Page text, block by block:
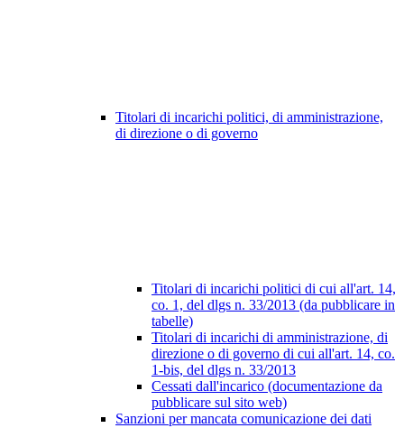
Titolari di incarichi politici, di amministrazione,
di direzione o di governo
Titolari di incarichi politici di cui all'art. 14,
co. 1, del dlgs n. 33/2013 (da pubblicare in
tabelle)
Titolari di incarichi di amministrazione, di
direzione o di governo di cui all'art. 14, co.
1-bis, del dlgs n. 33/2013
Cessati dall'incarico (documentazione da
pubblicare sul sito web)
Sanzioni per mancata comunicazione dei dati